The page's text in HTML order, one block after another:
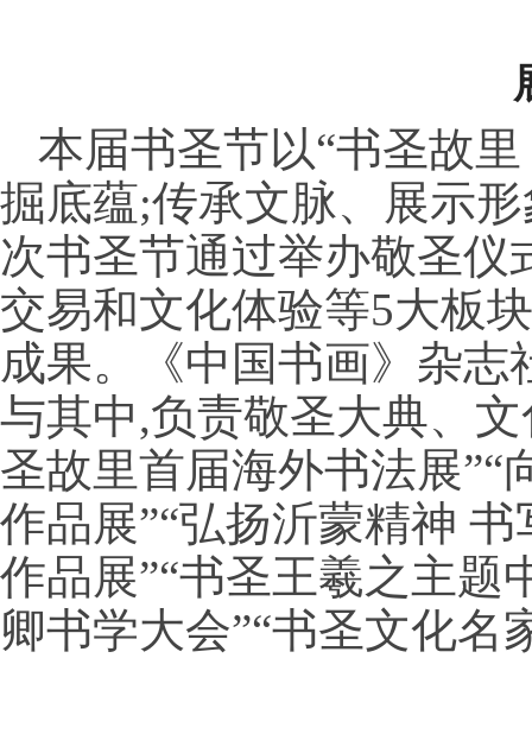
本届书圣节以“书圣故
掘底蕴;传承文脉、展示
次书圣节通过举办敬圣
交易和文化体验等5大板
成果。《中国书画》杂
与其中,负责敬圣大典、
圣故里首届海外书法展
作品展”“弘扬沂蒙精神
作品展”“书圣王羲之主题
卿书学大会”“书圣文化